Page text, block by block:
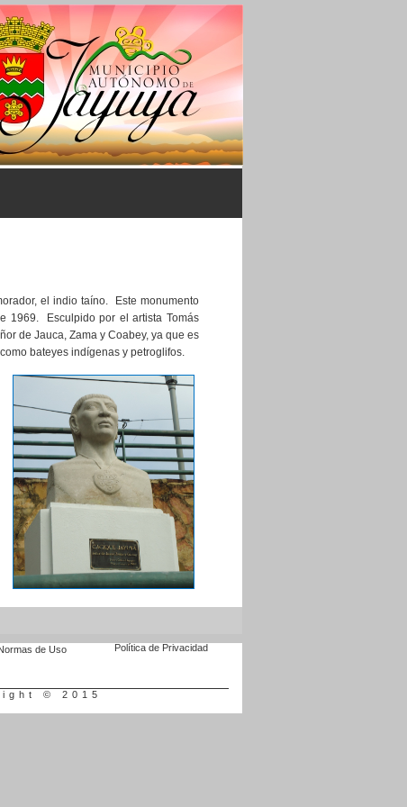
el indio taíno. Este monumento
1969. Esculpido por el artista Tomás
de Jauca, Zama y Coabey, ya que es
bateyes indígenas y petroglifos.
de Uso Política de Privacidad
© 2015